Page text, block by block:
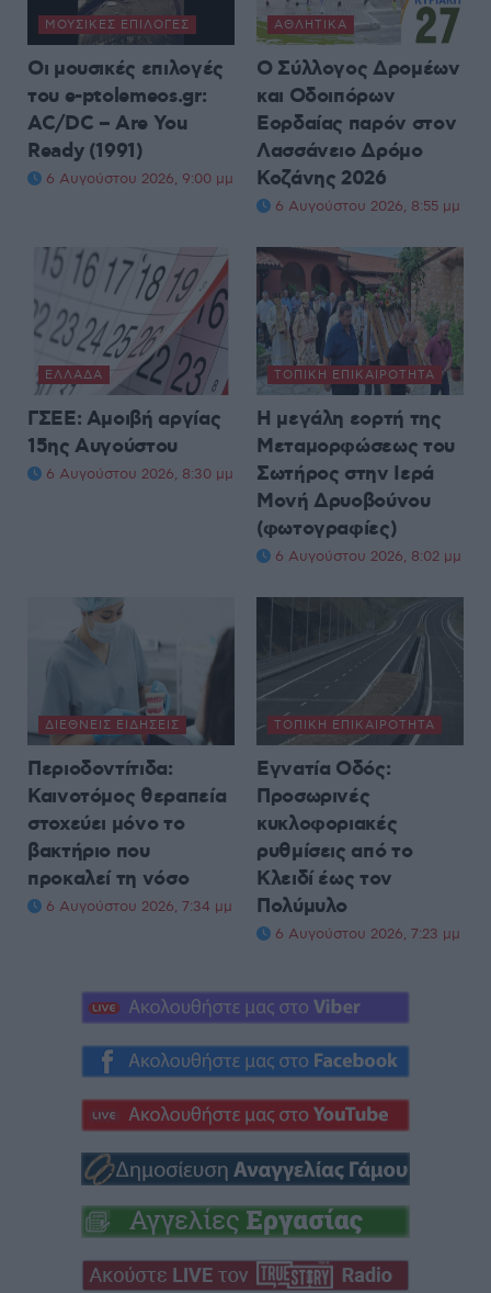
ΜΟΥΣΙΚΈΣ ΕΠΙΛΟΓΈΣ
Οι μουσικές επιλογές
του e-ptolemeos.gr:
AC/DC – Are You
Ready (1991)
6 Αυγούστου 2026, 9:00 μμ
ΑΘΛΗΤΙΚΆ
Ο Σύλλογος Δρομέων
και Οδοιπόρων
Εορδαίας παρόν στον
Λασσάνειο Δρόμο
Κοζάνης 2026
6 Αυγούστου 2026, 8:55 μμ
ΕΛΛΆΔΑ
ΓΣΕΕ: Αμοιβή αργίας
15ης Αυγούστου
6 Αυγούστου 2026, 8:30 μμ
ΤΟΠΙΚΉ ΕΠΙΚΑΙΡΌΤΗΤΑ
Η μεγάλη εορτή της
Μεταμορφώσεως του
Σωτήρος στην Ιερά
Μονή Δρυοβούνου
(φωτογραφίες)
6 Αυγούστου 2026, 8:02 μμ
ΔΙΕΘΝΕΊΣ ΕΙΔΉΣΕΙΣ
Περιοδοντίτιδα:
Καινοτόμος θεραπεία
στοχεύει μόνο το
βακτήριο που
προκαλεί τη νόσο
6 Αυγούστου 2026, 7:34 μμ
ΤΟΠΙΚΉ ΕΠΙΚΑΙΡΌΤΗΤΑ
Εγνατία Οδός:
Προσωρινές
κυκλοφοριακές
ρυθμίσεις από το
Κλειδί έως τον
Πολύμυλο
6 Αυγούστου 2026, 7:23 μμ